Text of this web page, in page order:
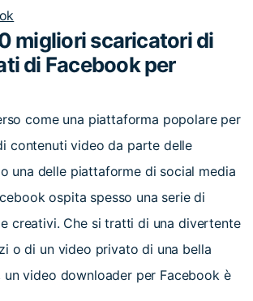
migliori scaricatori di
di Facebook per
come una piattaforma popolare per
contenuti video da parte delle
una delle piattaforme di social media
ospita spesso una serie di
creativi. Che si tratti di una divertente
o di un video privato di una bella
video downloader per Facebook è